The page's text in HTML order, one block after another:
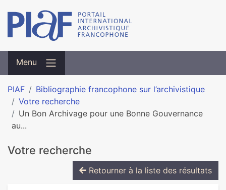
Menu
PIAF
Bibliographie francophone sur l’archivistique
Votre recherche
Un Bon Archivage pour une Bonne Gouvernance
au...
Votre recherche
Retourner à la liste des résultats